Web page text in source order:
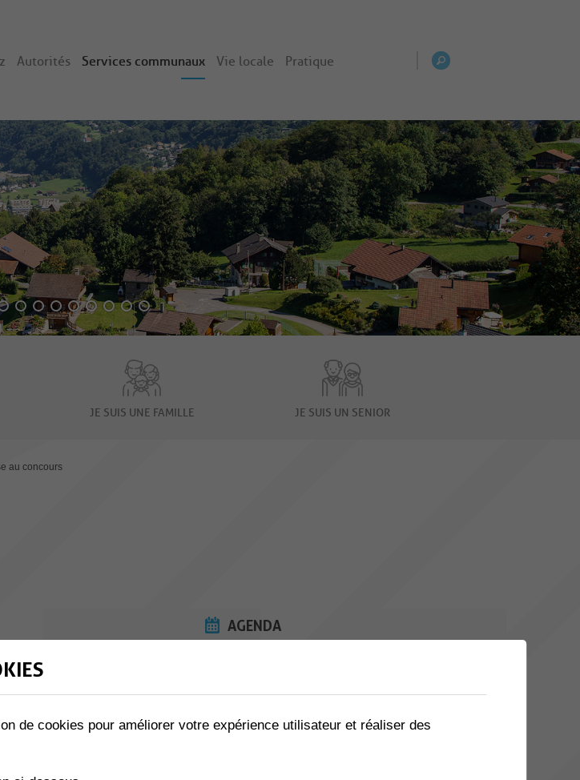
Autorités Services communaux Vie locale Pratique
JE SUIS UNE FAMILLE JE SUIS UN SENIOR
au concours
AGENDA
Une rencontre mensuelle pour
souhaitent...
de cookies pour améliorer votre expérience utilisateur et réaliser des